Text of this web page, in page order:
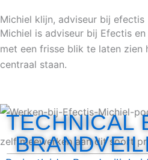
Michiel klijn, adviseur bij efectis
Michiel is adviseur bij Efectis
met een frisse blik te laten zien
centraal staan.
zelf meewerken aan dit soort
TECHNICAL